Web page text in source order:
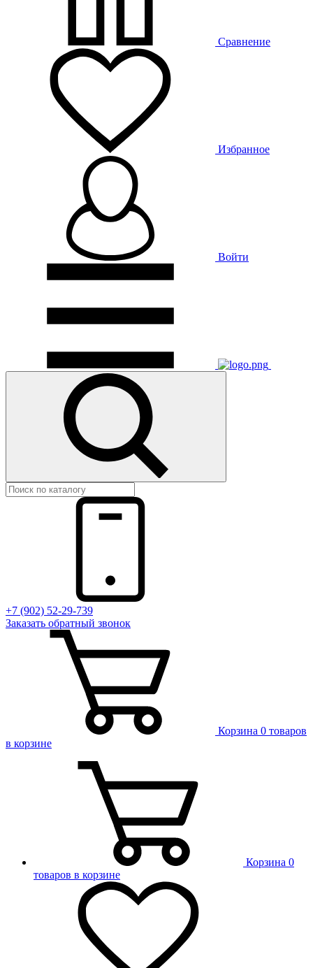
Сравнение
Избранное
Войти
+7 (902) 52-29-739
Заказать обратный звонок
Корзина 0 товаров
в корзине
Корзина 0
товаров в корзине